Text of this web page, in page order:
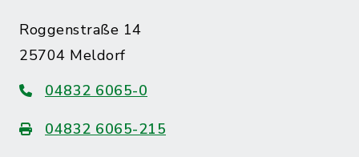
Roggenstraße 14
25704 Meldorf
04832 6065-0
04832 6065-215